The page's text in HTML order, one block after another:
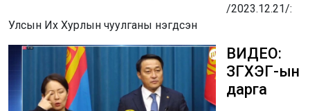
/2023.12.21/:
Улсын Их Хурлын чуулганы нэгдсэн
ВИДЕО:
ЗГХЭГ-ын
дарга